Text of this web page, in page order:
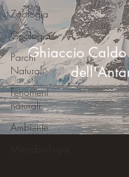
Zoologia
Geologia
Parchi
Naturali
Fenomeni
naturali
Ambiente
Ghiaccio Caldo